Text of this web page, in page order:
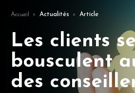
Accueil Actualités Article
Les clients
bousculent
des